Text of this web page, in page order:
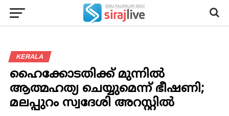
KERALA
ഹൈക്കോടതിക്ക് മുന്നില്‍
ആത്മഹത്യ ചെയ്യുമെന്ന് ഭീഷണി;
മലപ്പുറം സ്വദേശി അറസ്റ്റില്‍